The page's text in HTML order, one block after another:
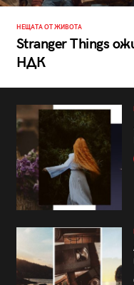
НЕЩАТА ОТ ЖИВОТА
Stranger Things
НДК